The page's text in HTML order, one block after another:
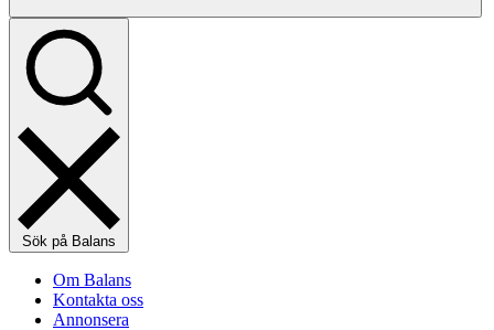
Sök på Balans
Om Balans
Kontakta oss
Annonsera